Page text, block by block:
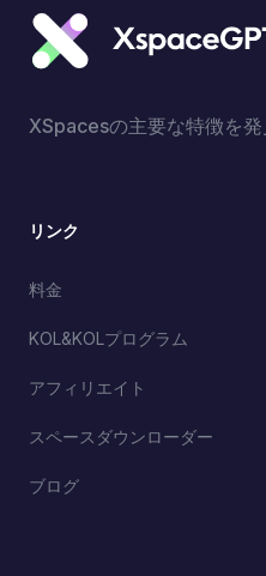
XSpacesの主要な特徴を発
リンク
料金
KOL&KOLプログラム
アフィリエイト
スペースダウンローダー
ブログ